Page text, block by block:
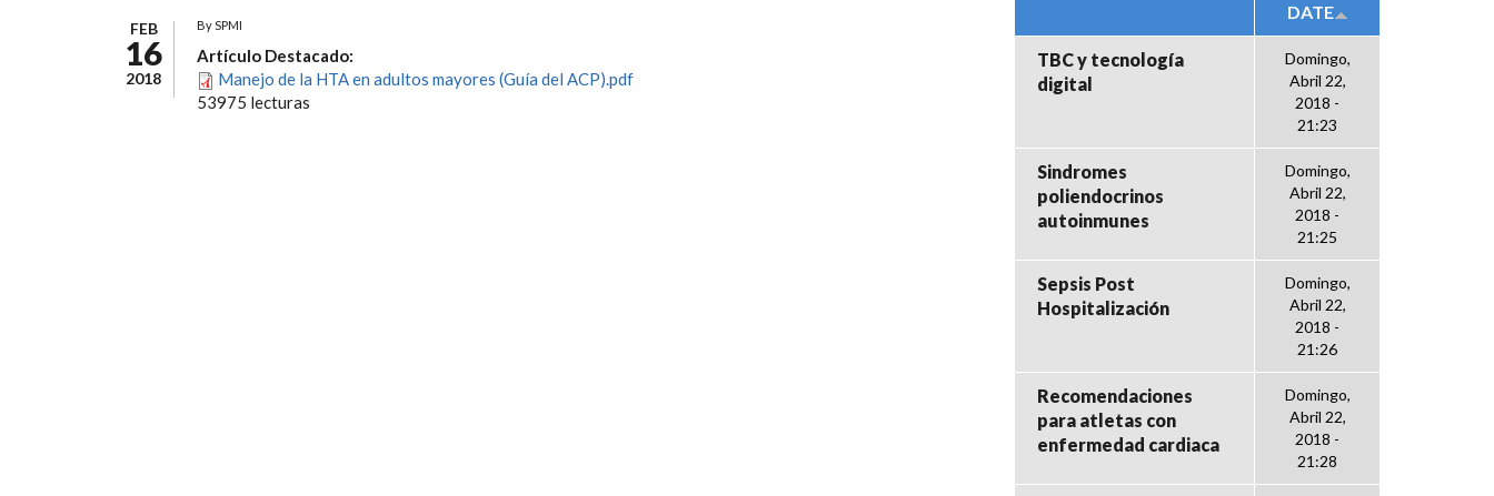
FEB
16
2018
BySPMI
Artículo Destacado:
Manejo de la HTA en adultos mayores (Guía del ACP).pdf
53975 lecturas
DATE
TBC y tecnología
digital
Domingo,
Abril 22,
2018 -
21:23
Sindromes
poliendocrinos
autoinmunes
Domingo,
Abril 22,
2018 -
21:25
Sepsis Post
Hospitalización
Domingo,
Abril 22,
2018 -
21:26
Recomendaciones
para atletas con
enfermedad cardiaca
Domingo,
Abril 22,
2018 -
21:28